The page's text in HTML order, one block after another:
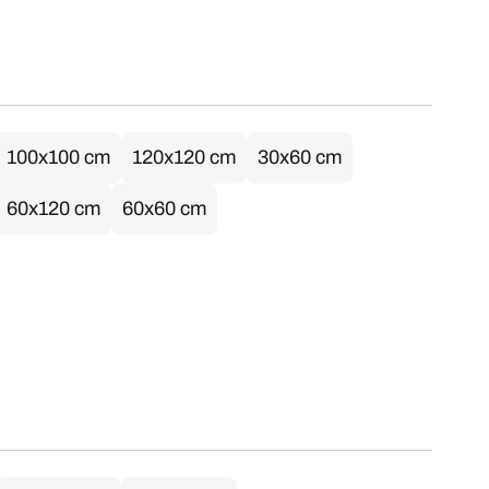
100x100 cm 120x120 cm 30x60 cm
60x120 cm 60x60 cm